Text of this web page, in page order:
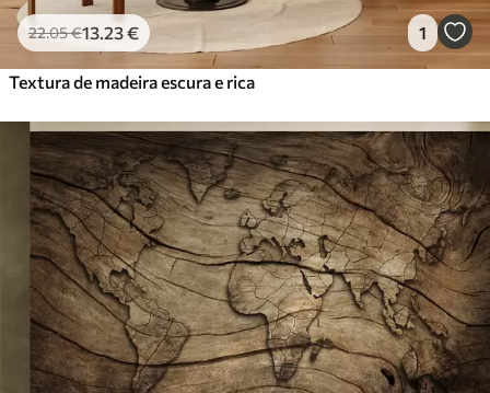
22.05€13 .23€ 1
Textura de madeira escura e rica